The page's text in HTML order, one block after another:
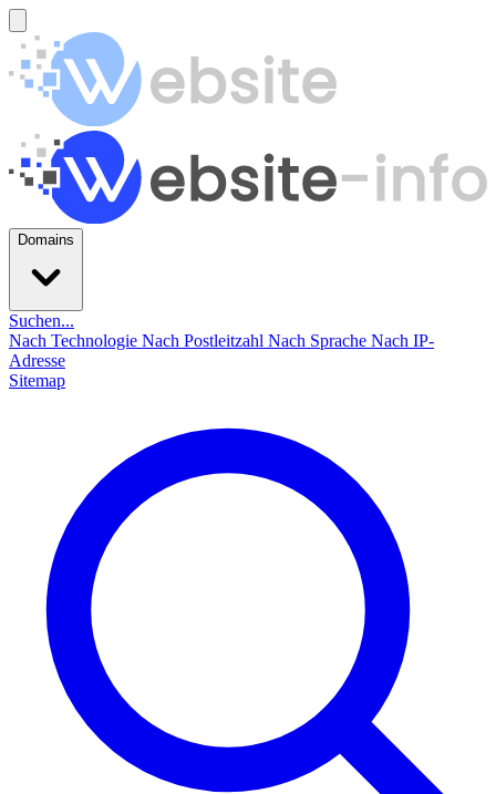
Domains
Suchen...
Nach Technologie Nach Postleitzahl Nach Sprache Nach IP-
Adresse
Sitemap